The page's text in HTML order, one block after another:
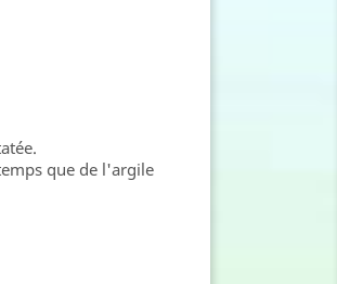
que de l'argile